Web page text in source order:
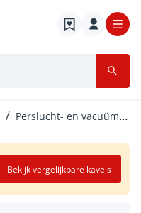
Perslucht- en vacuümapparatuur
Bekijk vergelijkbare kavels